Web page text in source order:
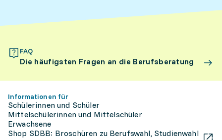
FAQ
Die häufigsten Fragen an die Berufsberatung
Informationen für
Schülerinnen und Schüler
Mittelschülerinnen und Mittelschüler
Erwachsene
Shop SDBB: Broschüren zu Berufswahl, Studienwahl